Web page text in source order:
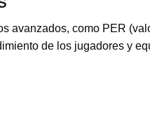
avanzados, como PER
de los jugadores y